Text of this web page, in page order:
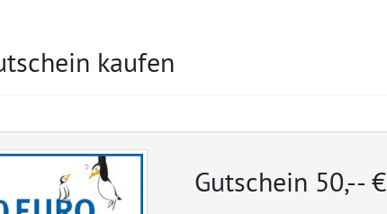
kaufen
Gutschein 50,-- €